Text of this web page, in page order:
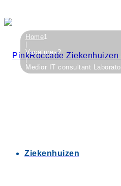
Ziekenhuizen
Home1
Vacatures2
Medior IT consultant